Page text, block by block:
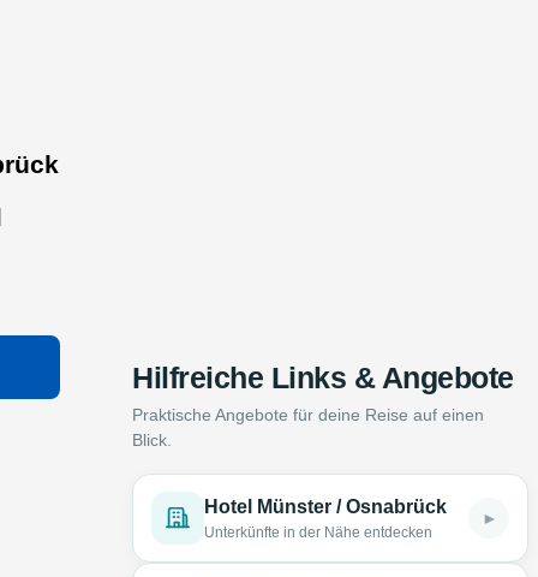
Hilfreiche Links & Angebote
Praktische Angebote für deine Reise auf einen
Blick.
Hotel Münster / Osnabrück
Unterkünfte in der Nähe entdecken
►